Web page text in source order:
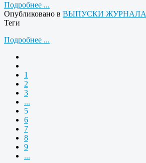
Подробнее ...
Опубликовано в ВЫПУСКИ ЖУРНАЛА
Теги
Подробнее ...
1
2
3
...
5
6
7
8
9
...